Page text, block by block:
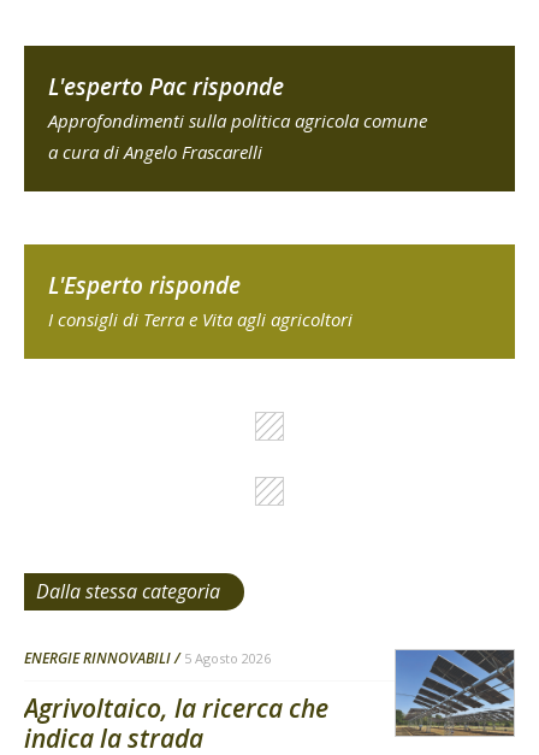
L'esperto Pac risponde
Approfondimenti sulla politica agricola comune
a cura di Angelo Frascarelli
L'Esperto risponde
I consigli di Terra e Vita agli agricoltori
Dalla stessa categoria
ENERGIE RINNOVABILI 5 Agosto 2026
Agrivoltaico, la ricerca che
indica la strada